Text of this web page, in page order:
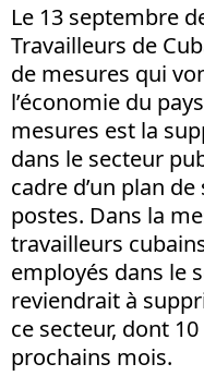
Le 13 septembre
Travailleurs de
de mesures qui
l’économie du
mesures est la
dans le secteur
cadre d’un plan
postes. Dans la
travailleurs
employés dans le
reviendrait à
ce secteur, dont
prochains mois.